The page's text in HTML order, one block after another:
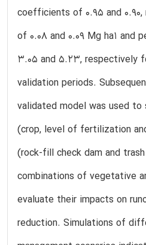
coefficients of 0.95 and 0.90,
of 0.08 and 0.09 Mg ha1 and
3.05 and 5.23, respectively
validation periods.
validated model was used
(crop, level of fertilization
(rock-fill check dam and
combinations of vegetative
evaluate their impacts on
reduction. Simulations of